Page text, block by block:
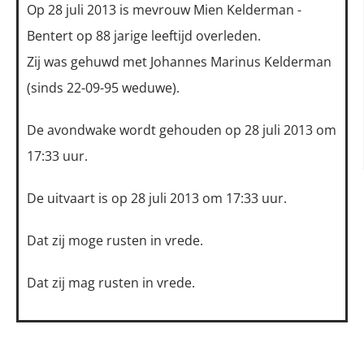
Op 28 juli 2013 is mevrouw Mien Kelderman -
Bentert op 88 jarige leeftijd overleden.
Zij was gehuwd met Johannes Marinus Kelderman
(sinds 22-09-95 weduwe).
De avondwake wordt gehouden op 28 juli 2013 om
17:33 uur.
De uitvaart is op 28 juli 2013 om 17:33 uur.
Dat zij moge rusten in vrede.
Dat zij mag rusten in vrede.